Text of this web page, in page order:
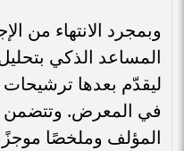
وبمجرد الانتهاء من
المساعد الذكي
ليقدّم بعدها
في المعرض.
المؤلف وملخصًا